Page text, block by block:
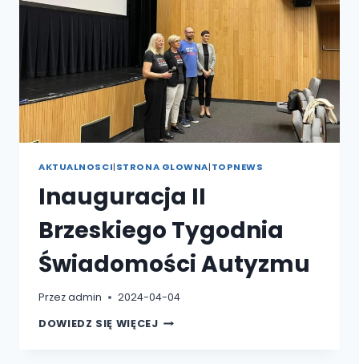
AKTUALNOSCI|STRONA GLOWNA|TOPNEWS
Inauguracja II
Brzeskiego Tygodnia
Świadomości Autyzmu
Przezadmin
2024-04-04
DOWIEDZ SIĘ WIĘCEJINAUGURACJA